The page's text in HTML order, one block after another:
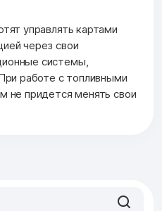
управлять картами
через свои
системы,
работе с топливными
не придется менять свои